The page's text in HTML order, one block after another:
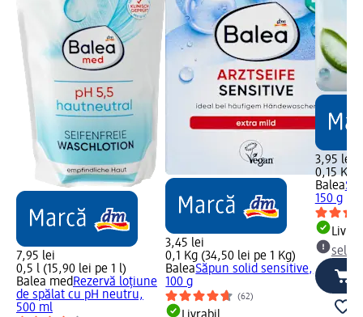
7,95 lei
0,5 l (15,90 lei pe 1 l)
Balea medRezervă loțiune
de spălat cu pH neutru,
500 ml
3,45 lei
0,1 Kg (34,50 lei pe 1 Kg)
BaleaSăpun solid sensitive,
100 g
(62)
3,95 lei
0,15 Kg
Balea
150 g